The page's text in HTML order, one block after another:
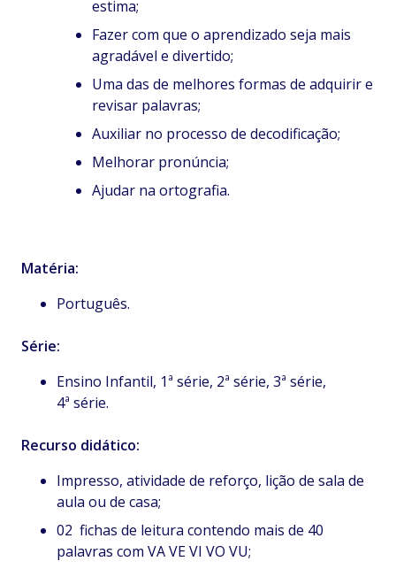
estima;
Fazer com que o aprendizado seja mais
agradável e divertido;
Uma das de melhores formas de adquirir e
revisar palavras;
Auxiliar no processo de decodificação;
Melhorar pronúncia;
Ajudar na ortografia.
Matéria:
Português.
Série:
Ensino Infantil, 1ª série, 2ª série, 3ª série,
4ª série.
Recurso didático:
Impresso, atividade de reforço, lição de sala de
aula ou de casa;
02 fichas de leitura contendo mais de 40
palavras com VA VE VI VO VU;